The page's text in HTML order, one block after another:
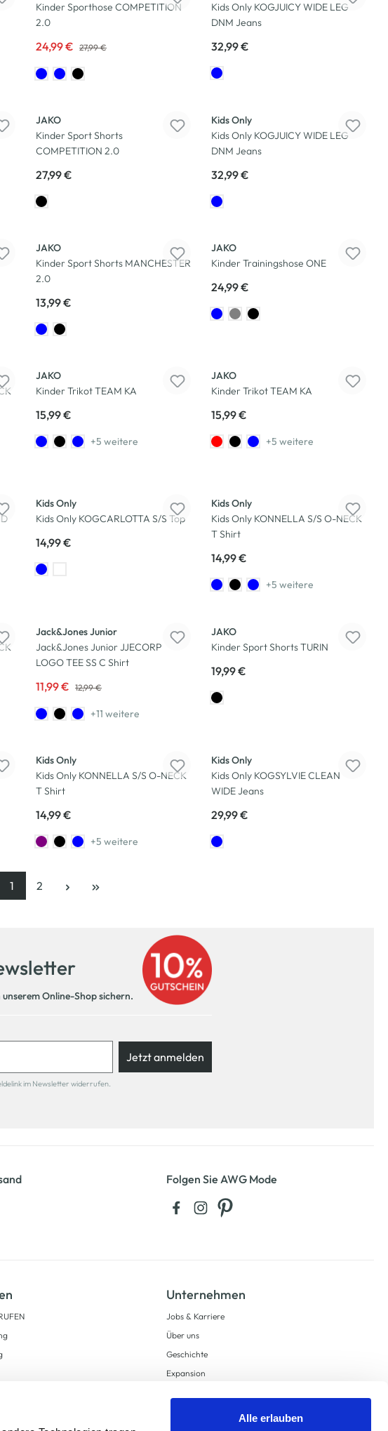
Alle erlauben
Kinder Sporthose COMPETITION
2.0
24,99 € 27,99 €
Kids Only KOGJUICY WIDE LEG
DNM Jeans
32,99 €
JAKO
Kinder Sport Shorts
COMPETITION 2.0
27,99 €
Kids Only
Kids Only KOGJUICY WIDE LEG
DNM Jeans
32,99 €
JAKO
Kinder Sport Shorts MANCHESTER
2.0
13,99 €
JAKO
Kinder Trainingshose ONE
24,99 €
JAKO
Kinder Trikot TEAM KA
15,99 €
+5 weitere
JAKO
Kinder Trikot TEAM KA
15,99 €
+5 weitere
Kids Only
Kids Only KOGCARLOTTA S/S Top
14,99 €
Kids Only
Kids Only KONNELLA S/S O-NECK
T Shirt
14,99 €
+5 weitere
Jack&Jones Junior
Jack&Jones Junior JJECORP
LOGO TEE SS C Shirt
11,99 € 12,99 €
+11 weitere
JAKO
Kinder Sport Shorts TURIN
19,99 €
Kids Only
Kids Only KONNELLA S/S O-NECK
T Shirt
14,99 €
+5 weitere
Kids Only
Kids Only KOGSYLVIE CLEAN
WIDE Jeans
29,99 €
Seite
1
, aktuelle Seite
Seite
2
Online-Shop sichern.
Jetzt anmelden
im Newsletter widerrufen.
Folgen Sie AWG Mode
Unternehmen
Jobs & Karriere
Über uns
Geschichte
Expansion